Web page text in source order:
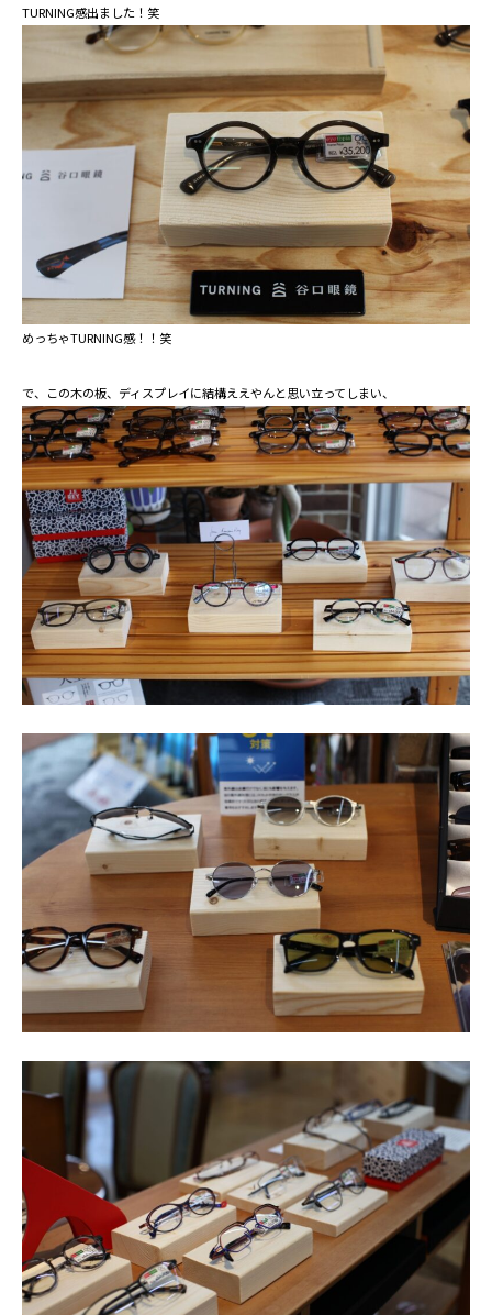
TURNING感出ました！笑
めっちゃTURNING感！！笑
で、この木の板、ディスプレイに結構ええやんと思い立ってしまい、